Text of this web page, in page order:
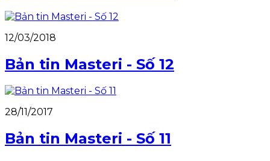
12/03/2018
Bản tin Masteri - Số 12
28/11/2017
Bản tin Masteri - Số 11